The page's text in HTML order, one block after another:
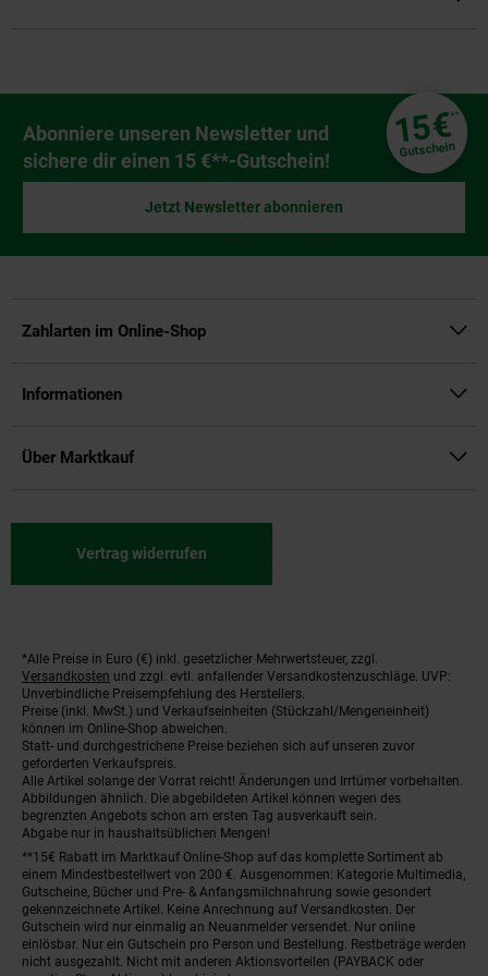
Newsletter Anmeldung
Abonniere unseren Newsletter und
sichere dir einen 15 €**-Gutschein!
15€**
Gutschein
Jetzt Newsletter abonnieren
Zahlarten im Online-Shop
Informationen
Über Marktkauf
Vertrag widerrufen
Fußnoten
*Alle Preise in Euro (€) inkl. gesetzlicher Mehrwertsteuer, zzgl.
Versandkosten und zzgl. evtl. anfallender Versandkostenzuschläge. UVP:
Unverbindliche Preisempfehlung des Herstellers.
Preise (inkl. MwSt.) und Verkaufseinheiten (Stückzahl/Mengeneinheit)
können im Online-Shop abweichen.
Statt- und durchgestrichene Preise beziehen sich auf unseren zuvor
geforderten Verkaufspreis.
Alle Artikel solange der Vorrat reicht! Änderungen und Irrtümer vorbehalten.
Abbildungen ähnlich. Die abgebildeten Artikel können wegen des
begrenzten Angebots schon am ersten Tag ausverkauft sein.
Abgabe nur in haushaltsüblichen Mengen!
**15€ Rabatt im Marktkauf Online-Shop auf das komplette Sortiment ab
einem Mindestbestellwert von 200 €. Ausgenommen: Kategorie Multimedia,
Gutscheine, Bücher und Pre- & Anfangsmilchnahrung sowie gesondert
gekennzeichnete Artikel. Keine Anrechnung auf Versandkosten. Der
Gutschein wird nur einmalig an Neuanmelder versendet. Nur online
einlösbar. Nur ein Gutschein pro Person und Bestellung. Restbeträge werden
nicht ausgezahlt. Nicht mit anderen Aktionsvorteilen (PAYBACK oder